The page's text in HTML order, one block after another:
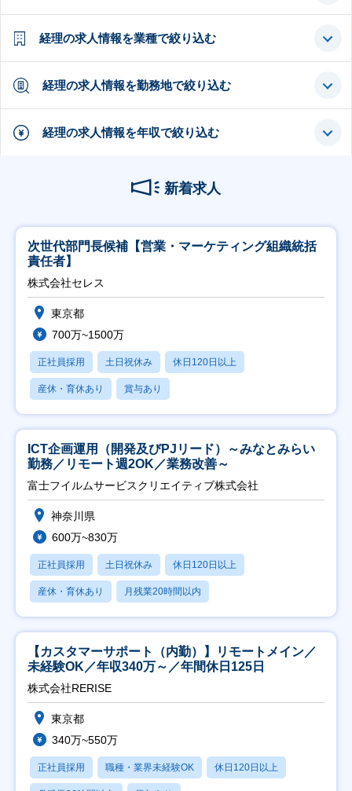
経理の求人情報を業種で絞り込む
経理の求人情報を勤務地で絞り込む
経理の求人情報を年収で絞り込む
新着求人
次世代部門長候補【営業・マーケティング組織統括
責任者】
株式会社セレス
東京都
700万~1500万
正社員採用 土日祝休み 休日120日以上
産休・育休あり 賞与あり
ICT企画運用（開発及びPJリード）～みなとみらい
勤務／リモート週2OK／業務改善～
富士フイルムサービスクリエイティブ株式会社
神奈川県
600万~830万
正社員採用 土日祝休み 休日120日以上
産休・育休あり 月残業20時間以内
【カスタマーサポート（内勤）】リモートメイン／
未経験OK／年収340万～／年間休日125日
株式会社RERISE
東京都
340万~550万
正社員採用 職種・業界未経験OK 休日120日以上